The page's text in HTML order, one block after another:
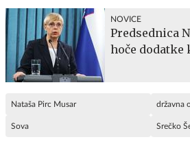
NOVICE
Predsednica
hoče dodatke
Nataša Pirc Musar državna
Sova Srečko